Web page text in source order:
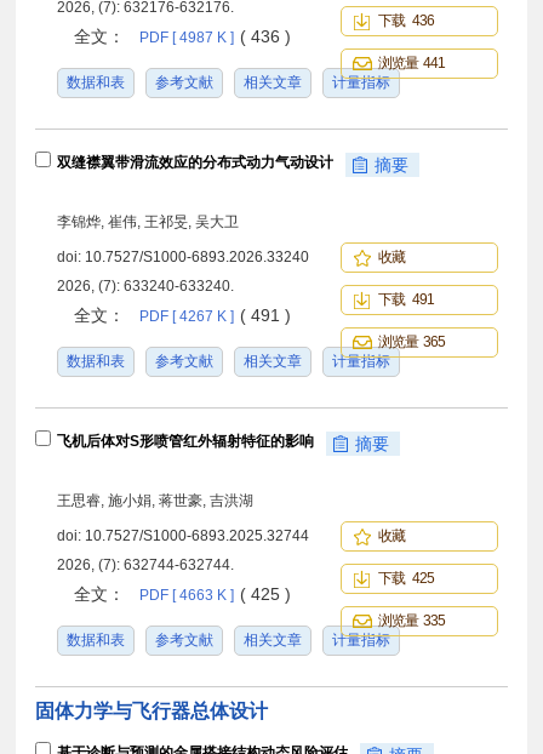
2026, (7): 632176-632176.
全文： PDF [ 4987 K ] ( 436 )
数据和表 参考文献 相关文章 计量指标
下载 436
浏览量 441
双缝襟翼带滑流效应的分布式动力气动设计 摘要
李锦烨, 崔伟, 王祁旻, 吴大卫
doi: 10.7527/S1000-6893.2026.33240
2026, (7): 633240-633240.
全文： PDF [ 4267 K ] ( 491 )
数据和表 参考文献 相关文章 计量指标
收藏
下载 491
浏览量 365
飞机后体对S形喷管红外辐射特征的影响 摘要
王思睿, 施小娟, 蒋世豪, 吉洪湖
doi: 10.7527/S1000-6893.2025.32744
2026, (7): 632744-632744.
全文： PDF [ 4663 K ] ( 425 )
数据和表 参考文献 相关文章 计量指标
收藏
下载 425
浏览量 335
固体力学与飞行器总体设计